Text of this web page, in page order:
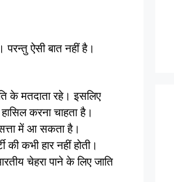
ऐसी बात नहीं है।
के मतदाता रहे। इसलिए
करना चाहता है।
सत्ता में आ सकता है।
की कभी हार नहीं होती।
चेहरा पाने के लिए जाति